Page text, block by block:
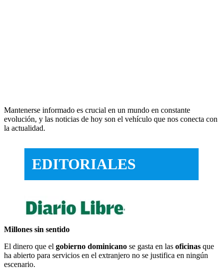
Mantenerse informado es crucial en un mundo en constante
evolución, y las noticias de hoy son el vehículo que nos conecta con
la actualidad.
EDITORIALES
Millones sin sentido
El dinero que el gobierno dominicano se gasta en las oficinas que
ha abierto para servicios en el extranjero no se justifica en ningún
escenario.